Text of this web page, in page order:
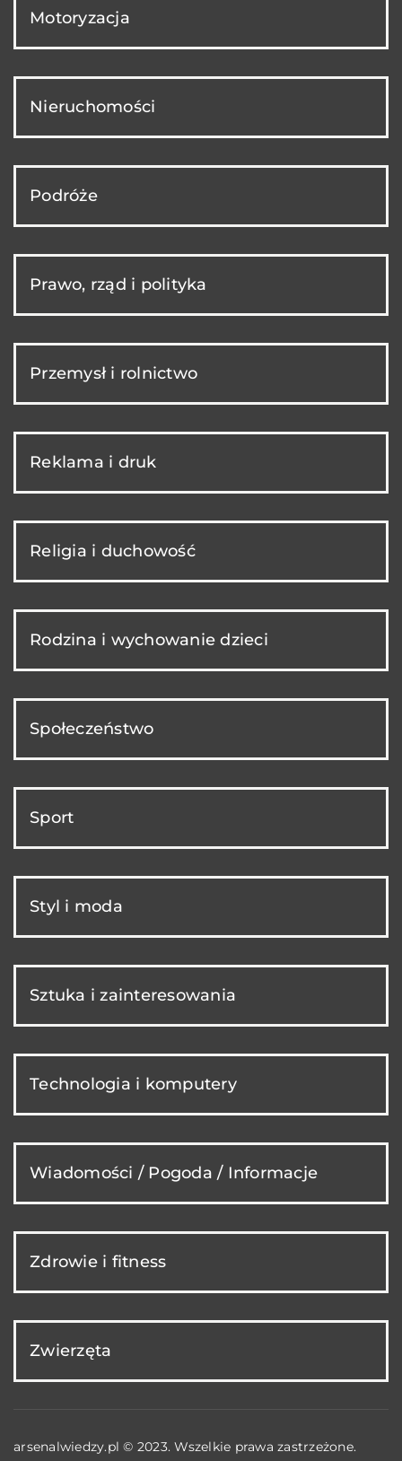
Motoryzacja
Nieruchomości
Podróże
Prawo, rząd i polityka
Przemysł i rolnictwo
Reklama i druk
Religia i duchowość
Rodzina i wychowanie dzieci
Społeczeństwo
Sport
Styl i moda
Sztuka i zainteresowania
Technologia i komputery
Wiadomości / Pogoda / Informacje
Zdrowie i fitness
Zwierzęta
arsenalwiedzy.pl © 2023. Wszelkie prawa zastrzeżone.